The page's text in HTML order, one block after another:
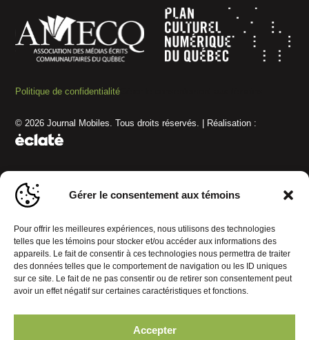
Gérer le consentement aux témoins
Pour offrir les meilleures expériences, nous utilisons des technologies
telles que les témoins pour stocker et/ou accéder aux informations des
appareils. Le fait de consentir à ces technologies nous permettra de traiter
des données telles que le comportement de navigation ou les ID uniques
sur ce site. Le fait de ne pas consentir ou de retirer son consentement peut
avoir un effet négatif sur certaines caractéristiques et fonctions.
Accepter
Politique de confidentialité
© 2026 Journal Mobiles. Tous droits réservés. | Réalisation :